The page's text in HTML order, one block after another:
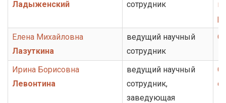
Ладыженский
сотрудник
Елена Михайловна
Лазуткина
ведущий научный
сотрудник
Ирина Борисовна
Левонтина
ведущий научный
сотрудник,
заведующая